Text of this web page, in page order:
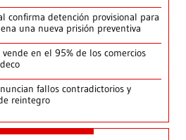
confirma detención provisional para
una nueva prisión preventiva
en el 95% de los comercios
fallos contradictorios y
reintegro